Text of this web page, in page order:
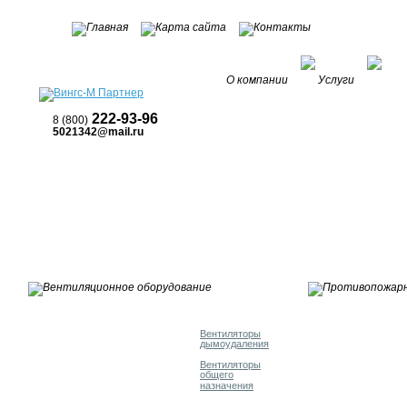
О компании Услуги
8 (800) 222-93-96
5021342@mail.ru
Вентиляторы
дымоудаления
Вентиляторы
общего
назначения